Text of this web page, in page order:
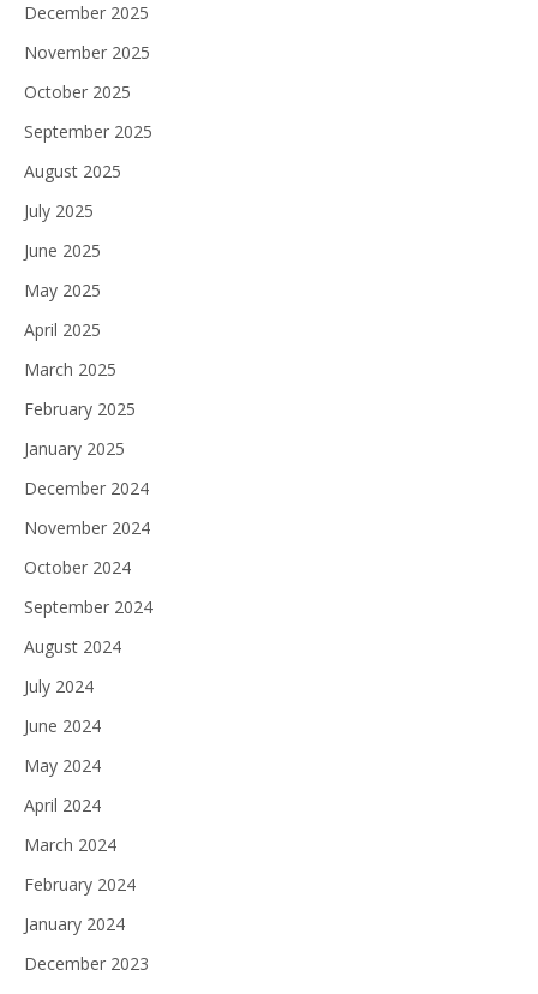
December 2025
November 2025
October 2025
September 2025
August 2025
July 2025
June 2025
May 2025
April 2025
March 2025
February 2025
January 2025
December 2024
November 2024
October 2024
September 2024
August 2024
July 2024
June 2024
May 2024
April 2024
March 2024
February 2024
January 2024
December 2023